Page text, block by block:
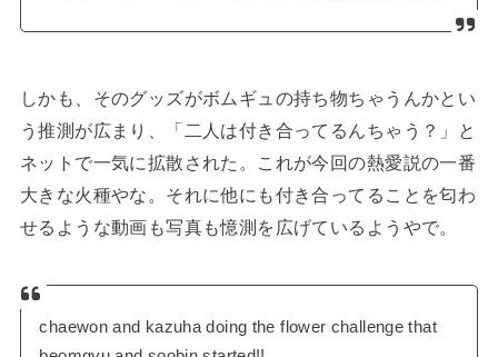
しかも、そのグッズがボムギュの持ち物ちゃうんかとい
う推測が広まり、「二人は付き合ってるんちゃう？」と
ネットで一気に拡散された。これが今回の熱愛説の一番
大きな火種やな。それに他にも付き合ってることを匂わ
せるような動画も写真も憶測を広げているようやで。
chaewon and kazuha doing the flower challenge that